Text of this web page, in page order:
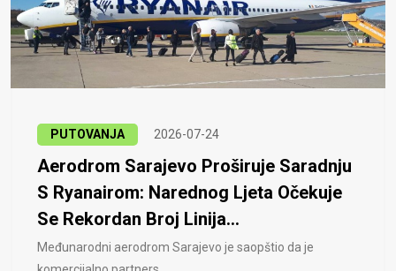
PUTOVANJA 2026-07-24
Aerodrom Sarajevo Proširuje Saradnju
S Ryanairom: Narednog Ljeta Očekuje
Se Rekordan Broj Linija...
Međunarodni aerodrom Sarajevo je saopštio da je